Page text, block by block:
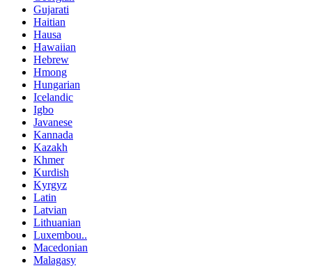
Gujarati
Haitian
Hausa
Hawaiian
Hebrew
Hmong
Hungarian
Icelandic
Igbo
Javanese
Kannada
Kazakh
Khmer
Kurdish
Kyrgyz
Latin
Latvian
Lithuanian
Luxembou..
Macedonian
Malagasy